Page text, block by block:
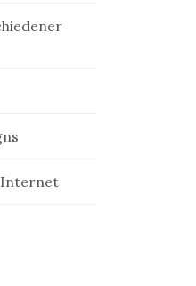
Internet